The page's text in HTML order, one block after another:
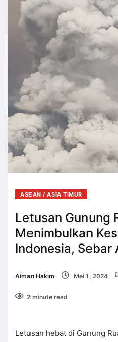
ASEAN / ASIA TIMUR
Letusan Gunung
Menimbulkan
Indonesia, Sebar
Aiman Hakim Mei 1, 2024
2 minute read
Letusan hebat di Gunung